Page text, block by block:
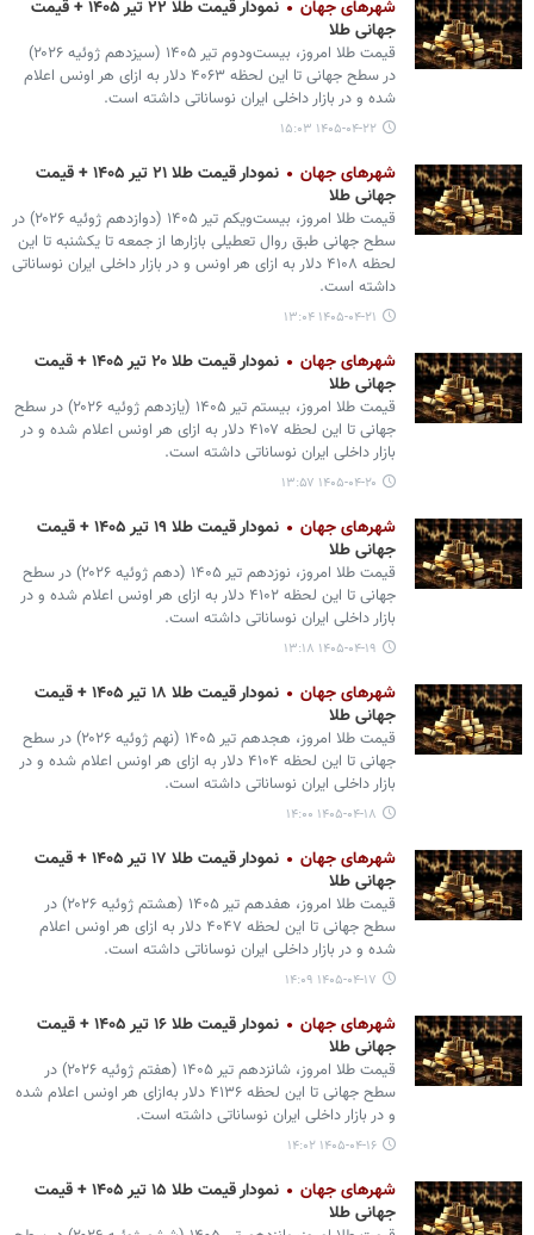
شهرهای جهان
نمودار قیمت طلا ۲۲ تیر ۱۴۰۵ + قیمت
جهانی طلا
قیمت طلا امروز، بیست‌ودوم تیر ۱۴۰۵ (‌سیزدهم ژوئیه ۲۰۲۶)
در سطح جهانی تا این لحظه ۴۰۶۳ دلار به ازای هر اونس اعلام
شده و در بازار داخلی ایران نوساناتی داشته است.
۱۴۰۵-۰۴-۲۲ ۱۵:۰۳
شهرهای جهان
نمودار قیمت طلا ۲۱ تیر ۱۴۰۵ + قیمت
جهانی طلا
قیمت طلا امروز، بیست‌ویکم تیر ۱۴۰۵ (‌دوازدهم ژوئیه ۲۰۲۶) در
سطح جهانی طبق روال تعطیلی بازارها از جمعه تا یکشنبه تا این
لحظه ۴۱۰۸ دلار به ازای هر اونس و در بازار داخلی ایران نوساناتی
داشته است.
۱۴۰۵-۰۴-۲۱ ۱۳:۰۴
شهرهای جهان
نمودار قیمت طلا ۲۰ تیر ۱۴۰۵ + قیمت
جهانی طلا
قیمت طلا امروز، بیستم تیر ۱۴۰۵ (‌یازدهم ژوئیه ۲۰۲۶) در سطح
جهانی تا این لحظه ۴۱۰۷ دلار به ازای هر اونس اعلام شده و در
بازار داخلی ایران نوساناتی داشته است.
۱۴۰۵-۰۴-۲۰ ۱۳:۵۷
شهرهای جهان
نمودار قیمت طلا ۱۹ تیر ۱۴۰۵ + قیمت
جهانی طلا
قیمت طلا امروز، نوزدهم تیر ۱۴۰۵ (‌دهم ژوئیه ۲۰۲۶) در سطح
جهانی تا این لحظه ۴۱۰۲ دلار به ازای هر اونس اعلام شده و در
بازار داخلی ایران نوساناتی داشته است.
۱۴۰۵-۰۴-۱۹ ۱۳:۱۸
شهرهای جهان
نمودار قیمت طلا ۱۸ تیر ۱۴۰۵ + قیمت
جهانی طلا
قیمت طلا امروز، هجدهم تیر ۱۴۰۵ (‌نهم ژوئیه ۲۰۲۶) در سطح
جهانی تا این لحظه ۴۱۰۴ دلار به ازای هر اونس اعلام شده و در
بازار داخلی ایران نوساناتی داشته است.
۱۴۰۵-۰۴-۱۸ ۱۴:۰۰
شهرهای جهان
نمودار قیمت طلا ۱۷ تیر ۱۴۰۵ + قیمت
جهانی طلا
قیمت طلا امروز، هفدهم تیر ۱۴۰۵ (‌هشتم ژوئیه ۲۰۲۶) در
سطح جهانی تا این لحظه ۴۰۴۷ دلار به ازای هر اونس اعلام
شده و در بازار داخلی ایران نوساناتی داشته است.
۱۴۰۵-۰۴-۱۷ ۱۴:۰۹
شهرهای جهان
نمودار قیمت طلا ۱۶ تیر ۱۴۰۵ + قیمت
جهانی طلا
قیمت طلا امروز، شانزدهم تیر ۱۴۰۵ (‌هفتم ژوئیه ۲۰۲۶) در
سطح جهانی تا این لحظه ۴۱۳۶ دلار به‌ازای هر اونس اعلام شده
و در بازار داخلی ایران نوساناتی داشته است.
۱۴۰۵-۰۴-۱۶ ۱۴:۰۲
شهرهای جهان
نمودار قیمت طلا ۱۵ تیر ۱۴۰۵ + قیمت
جهانی طلا